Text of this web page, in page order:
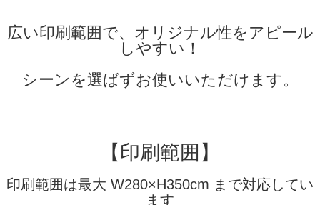
広い印刷範囲で、オリジナル性をアピール
しやすい！
シーンを選ばずお使いいただけます。
【印刷範囲】
印刷範囲は最大 W280×H350cm まで対応してい
ます